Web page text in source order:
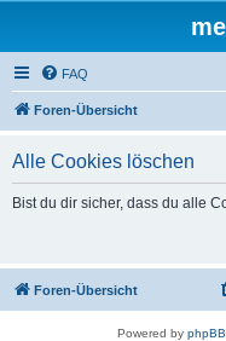
FAQ
Foren-Übersicht
Alle Cookies löschen
Bist du dir sicher, dass du alle
Foren-Übersicht
Powered by phpBB